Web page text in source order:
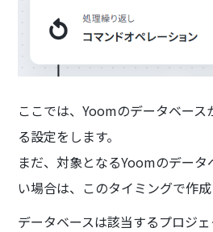
ここでは、Yoomのデータベー
る設定をします。
まだ、対象となるYoomのデー
い場合は、このタイミングで作成
データベースは該当するプロジ